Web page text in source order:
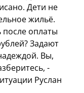
Дети не
жильё.
оплаты
Задают
Вы,
-
Руслан